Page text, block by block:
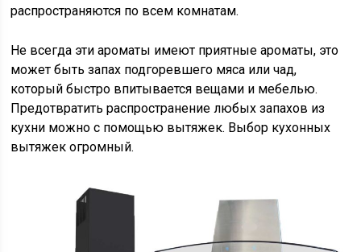
распространяются по всем комнатам.
Не всегда эти ароматы имеют приятные ароматы, это
может быть запах подгоревшего мяса или чад,
который быстро впитывается вещами и мебелью.
Предотвратить распространение любых запахов из
кухни можно с помощью вытяжек. Выбор кухонных
вытяжек огромный.